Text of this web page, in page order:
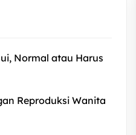
Normal atau Harus
Reproduksi Wanita